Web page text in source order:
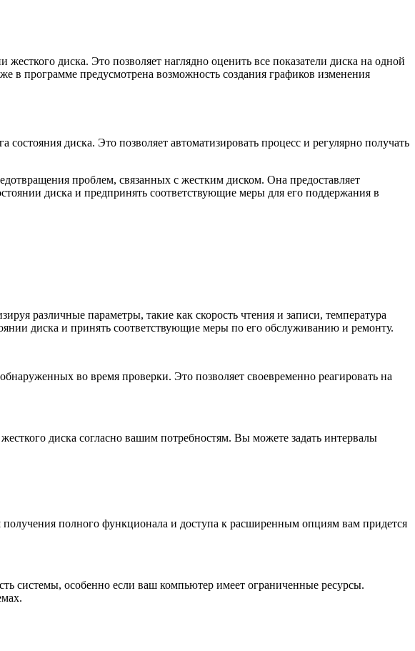
диска. Это позволяет наглядно оценить все показатели диска на одной
в программе предусмотрена возможность создания графиков изменения
диска. Это позволяет автоматизировать процесс и регулярно получать
проблем, связанных с жестким диском. Она предоставляет
диска и предпринять соответствующие меры для его поддержания в
различные параметры, такие как скорость чтения и записи, температура
диска и принять соответствующие меры по его обслуживанию и ремонту.
во время проверки. Это позволяет своевременно реагировать на
диска согласно вашим потребностям. Вы можете задать интервалы
полного функционала и доступа к расширенным опциям вам придется
системы, особенно если ваш компьютер имеет ограниченные ресурсы.